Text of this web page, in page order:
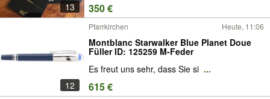
13 350 €
12
Pfarrkirchen Heute, 11:06
Montblanc Starwalker Blue Planet Doue
Füller ID: 125259 M-Feder
Es freut uns sehr, dass Sie si ...
615 €